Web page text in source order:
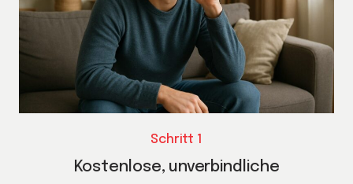
Schritt 1
Kostenlose, unverbindliche